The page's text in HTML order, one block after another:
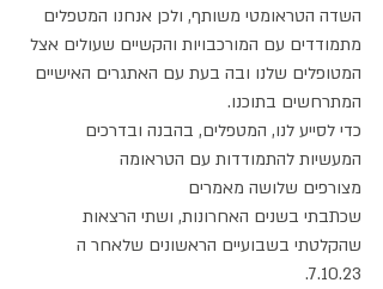
השדה הטראומטי משותף, ולכן אנחנו המטפלים
מתמודדים עם המורכבויות והקשיים שעולים אצל
המטופלים שלנו ובה בעת עם האתגרים האישיים
המתרחשים בתוכנו.
כדי לסייע לנו, המטפלים, בהבנה ובדרכים
המעשיות להתמודדות עם הטראומה
מצורפים שלושה מאמרים
שכתבתי בשנים האחרונות, ושתי הרצאות
שהקלטתי בשבועיים הראשונים שלאחר ה
7.10.23.